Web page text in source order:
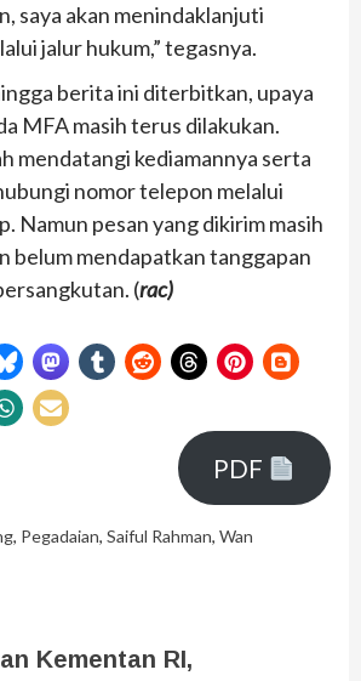
saya akan menindaklanjuti
jalur hukum,” tegasnya.
berita ini diterbitkan, upaya
MFA masih terus dilakukan.
mendatangi kediamannya serta
nomor telepon melalui
Namun pesan yang dikirim masih
belum mendapatkan tanggapan
(rac)
PDF
, Pegadaian, Saiful Rahman, Wan
Kementan RI,